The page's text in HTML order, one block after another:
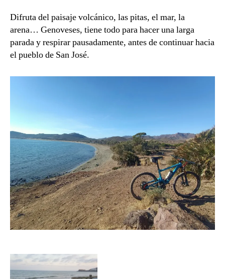
Difruta del paisaje volcánico, las pitas, el mar, la
arena… Genoveses, tiene todo para hacer una larga
parada y respirar pausadamente, antes de continuar hacia
el pueblo de San José.